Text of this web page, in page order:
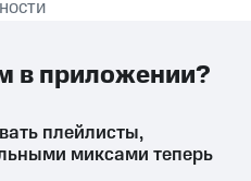
плейлисты,
миксами теперь